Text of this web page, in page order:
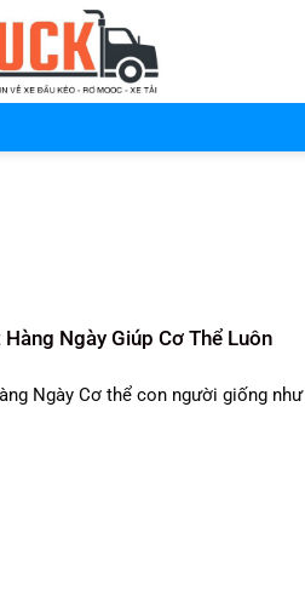
Ngày Giúp Cơ Thể Luôn
Ngày Cơ thể con người giống như